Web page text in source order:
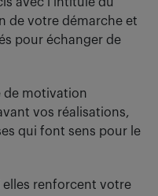
avec l’intitulé du
de votre démarche et
pour échanger de
de motivation
vos réalisations,
qui font sens pour le
elles renforcent votre